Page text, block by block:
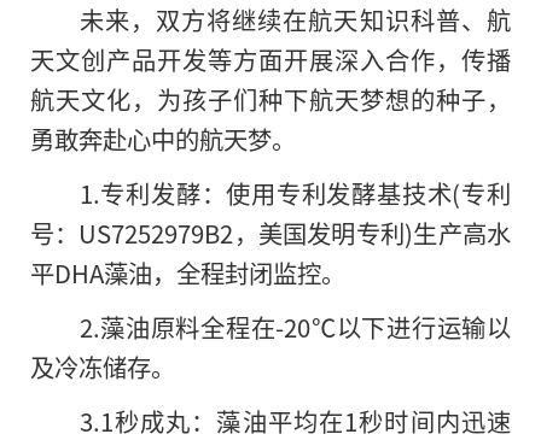
未来，双方将继续在航天知识科普、航
天文创产品开发等方面开展深入合作，传播
航天文化，为孩子们种下航天梦想的种子，
勇敢奔赴心中的航天梦。
1.专利发酵：使用专利发酵基技术(专利
号：US7252979B2，美国发明专利)生产高水
平DHA藻油，全程封闭监控。
2.藻油原料全程在-20℃以下进行运输以
及冷冻储存。
3.1秒成丸：藻油平均在1秒时间内迅速